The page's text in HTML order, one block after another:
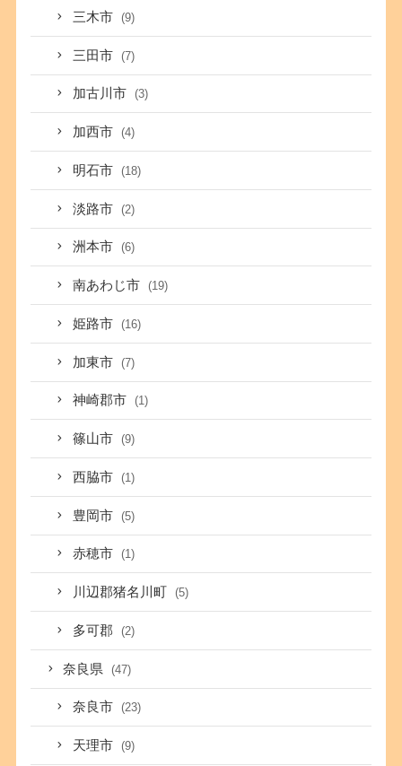
三木市 (9)
三田市 (7)
加古川市 (3)
加西市 (4)
明石市 (18)
淡路市 (2)
洲本市 (6)
南あわじ市 (19)
姫路市 (16)
加東市 (7)
神崎郡市 (1)
篠山市 (9)
西脇市 (1)
豊岡市 (5)
赤穂市 (1)
川辺郡猪名川町 (5)
多可郡 (2)
奈良県 (47)
奈良市 (23)
天理市 (9)